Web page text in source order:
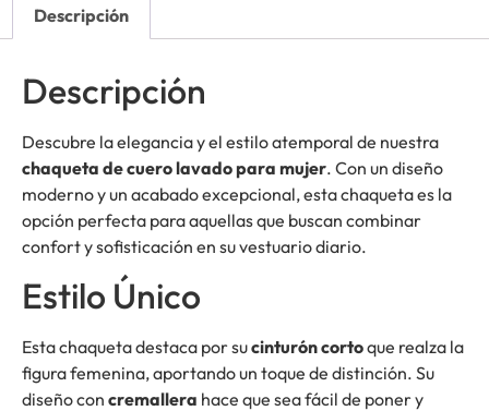
Descripción
Descripción
Descubre la elegancia y el estilo atemporal de nuestra
chaqueta de cuero lavado para mujer. Con un diseño
moderno y un acabado excepcional, esta chaqueta es la
opción perfecta para aquellas que buscan combinar
confort y sofisticación en su vestuario diario.
Estilo Único
Esta chaqueta destaca por sucinturón cortoque realza la
figura femenina, aportando un toque de distinción. Su
diseño con cremallera hace que sea fácil de poner y